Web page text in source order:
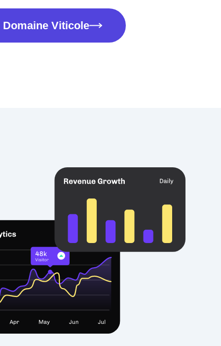
Domaine Viticole